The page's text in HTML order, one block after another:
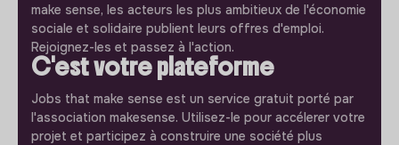
make sense, les acteurs les plus ambitieux de l'économie
sociale et solidaire publient leurs offres d'emploi.
Rejoignez-les et passez à l'action.
C'est votre plateforme
Jobs that make sense est un service gratuit porté par
l'association makesense. Utilisez-le pour accélerer votre
projet et participez à construire une société plus